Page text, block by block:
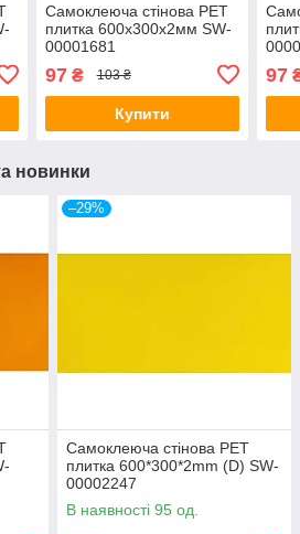
Самоклеюча стінова PET
плитка 600х300х2мм SW-
00001681
97₴ 103 ₴
Купити
97
новинки
–29%
Самоклеюча стінова PET
плитка 600*300*2mm (D) SW-
00002247
В наявності 95 од.